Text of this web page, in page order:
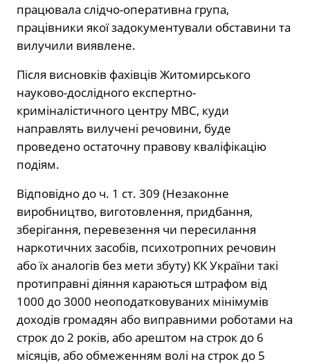
працювала слідчо-оперативна група,
працівники якої задокументували обставини та
вилучили виявлене.
Після висновків фахівців Житомирського
науково-дослідного експертно-
криміналістичного центру МВС, куди
направлять вилучені речовини, буде
проведено остаточну правову кваліфікацію
подіям.
Відповідно до ч. 1 ст. 309 (Незаконне
виробництво, виготовлення, придбання,
зберігання, перевезення чи пересилання
наркотичних засобів, психотропних речовин
або їх аналогів без мети збуту) КК України такі
протиправні діяння караються штрафом від
1000 до 3000 неоподатковуваних мінімумів
доходів громадян або виправними роботами на
строк до 2 років, або арештом на строк до 6
місяців, або обмеженням волі на строк до 5